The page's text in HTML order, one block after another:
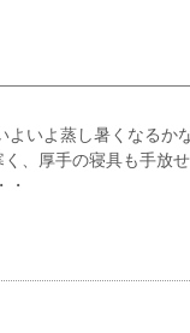
よいよ蒸し暑くなるか
、厚手の寝具も手放
・